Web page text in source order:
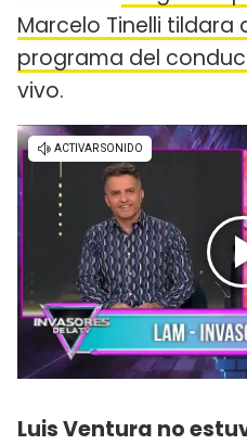
Marcelo Tinelli tildara
programa del
vivo.
Luis Ventura no